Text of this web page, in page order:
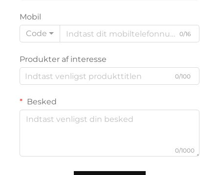
Mobil
Code
0/16
Produkter af interesse
0/100
Besked
0/1000